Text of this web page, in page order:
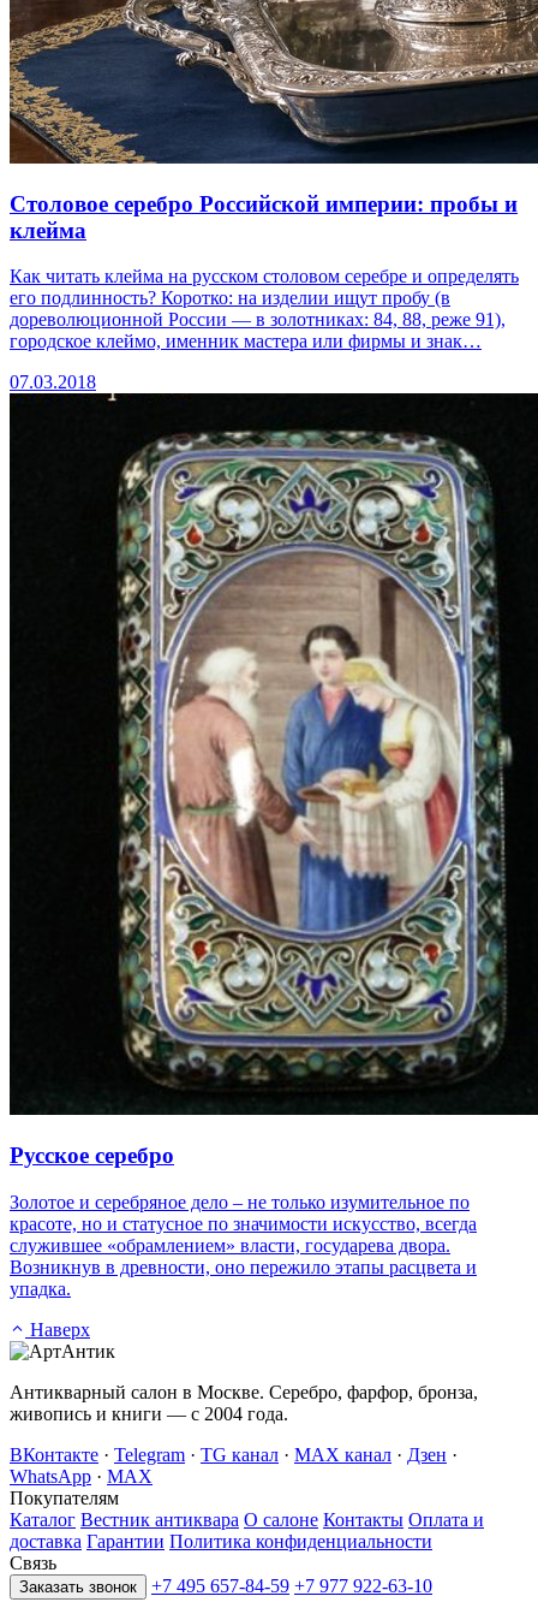
Столовое серебро Российской империи: пробы и
клейма
Как читать клейма на русском столовом серебре и определять
его подлинность? Коротко: на изделии ищут пробу (в
дореволюционной России — в золотниках: 84, 88, реже 91),
городское клеймо, именник мастера или фирмы и знак…
07.03.2018
Русское серебро
Золотое и серебряное дело – не только изумительное по
красоте, но и статусное по значимости искусство, всегда
служившее «обрамлением» власти, государева двора.
Возникнув в древности, оно пережило этапы расцвета и
упадка.
Наверх
Антикварный салон в Москве. Серебро, фарфор, бронза,
живопись и книги — с 2004 года.
ВКонтакте · Telegram · TG канал · MAX канал · Дзен ·
WhatsApp · MAX
Покупателям
Каталог Вестник антиквара О салоне Контакты Оплата и
доставка Гарантии Политика конфиденциальности
Связь
Заказать звонок +7 495 657-84-59 +7 977 922-63-10